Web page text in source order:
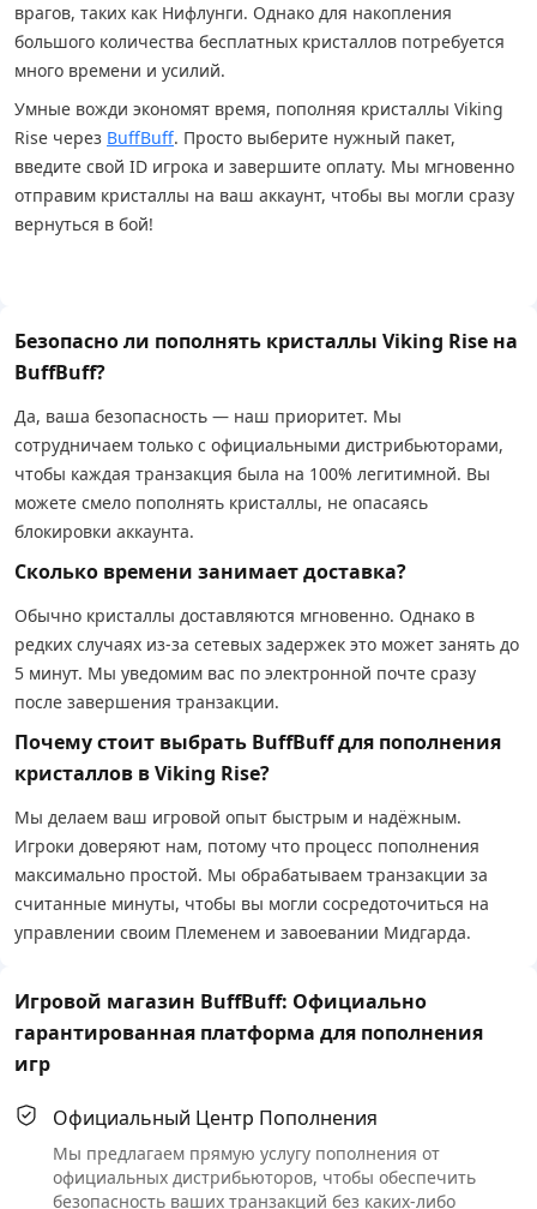
врагов, таких как Нифлунги. Однако для накопления
большого количества бесплатных кристаллов потребуется
много времени и усилий.
Умные вожди экономят время, пополняя кристаллы Viking
Rise через BuffBuff. Просто выберите нужный пакет,
введите свой ID игрока и завершите оплату. Мы мгновенно
отправим кристаллы на ваш аккаунт, чтобы вы могли сразу
вернуться в бой!
Безопасно ли пополнять кристаллы Viking Rise на
BuffBuff?
Да, ваша безопасность — наш приоритет. Мы
сотрудничаем только с официальными дистрибьюторами,
чтобы каждая транзакция была на 100% легитимной. Вы
можете смело пополнять кристаллы, не опасаясь
блокировки аккаунта.
Сколько времени занимает доставка?
Обычно кристаллы доставляются мгновенно. Однако в
редких случаях из-за сетевых задержек это может занять до
5 минут. Мы уведомим вас по электронной почте сразу
после завершения транзакции.
Почему стоит выбрать BuffBuff для пополнения
кристаллов в Viking Rise?
Мы делаем ваш игровой опыт быстрым и надёжным.
Игроки доверяют нам, потому что процесс пополнения
максимально простой. Мы обрабатываем транзакции за
считанные минуты, чтобы вы могли сосредоточиться на
управлении своим Племенем и завоевании Мидгарда.
Игровой магазин BuffBuff: Официально
гарантированная платформа для пополнения
игр
Официальный Центр Пополнения
Мы предлагаем прямую услугу пополнения от
официальных дистрибьюторов, чтобы обеспечить
безопасность ваших транзакций без каких-либо